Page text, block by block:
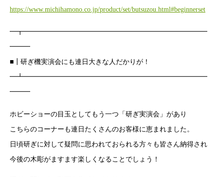
https://www.michihamono.co.jp/product/set/butsuzou.html#beginnerset
━┳━━━━━━━━━━━━━━━━━━━━━━━━━━━
━━━
■┃研ぎ機実演会にも連日大きな人だかりが！
━┻━━━━━━━━━━━━━━━━━━━━━━━━━━━
━━━
ホビーショーの目玉としてもう一つ「研ぎ実演会」があり
こちらのコーナーも連日たくさんのお客様に恵まれました。
日頃研ぎに対して疑問に思われておられる方々も皆さん納得され
今後の木彫がますます楽しくなることでしょう！